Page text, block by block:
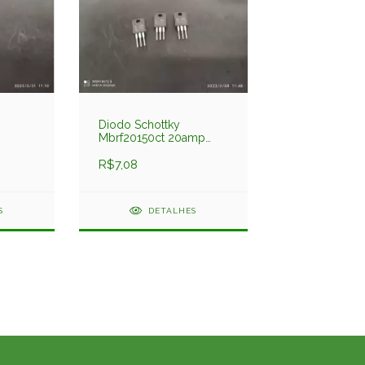
Diodo Schottky
Mbrf20150ct 20amp
R$7,08
DETALHES